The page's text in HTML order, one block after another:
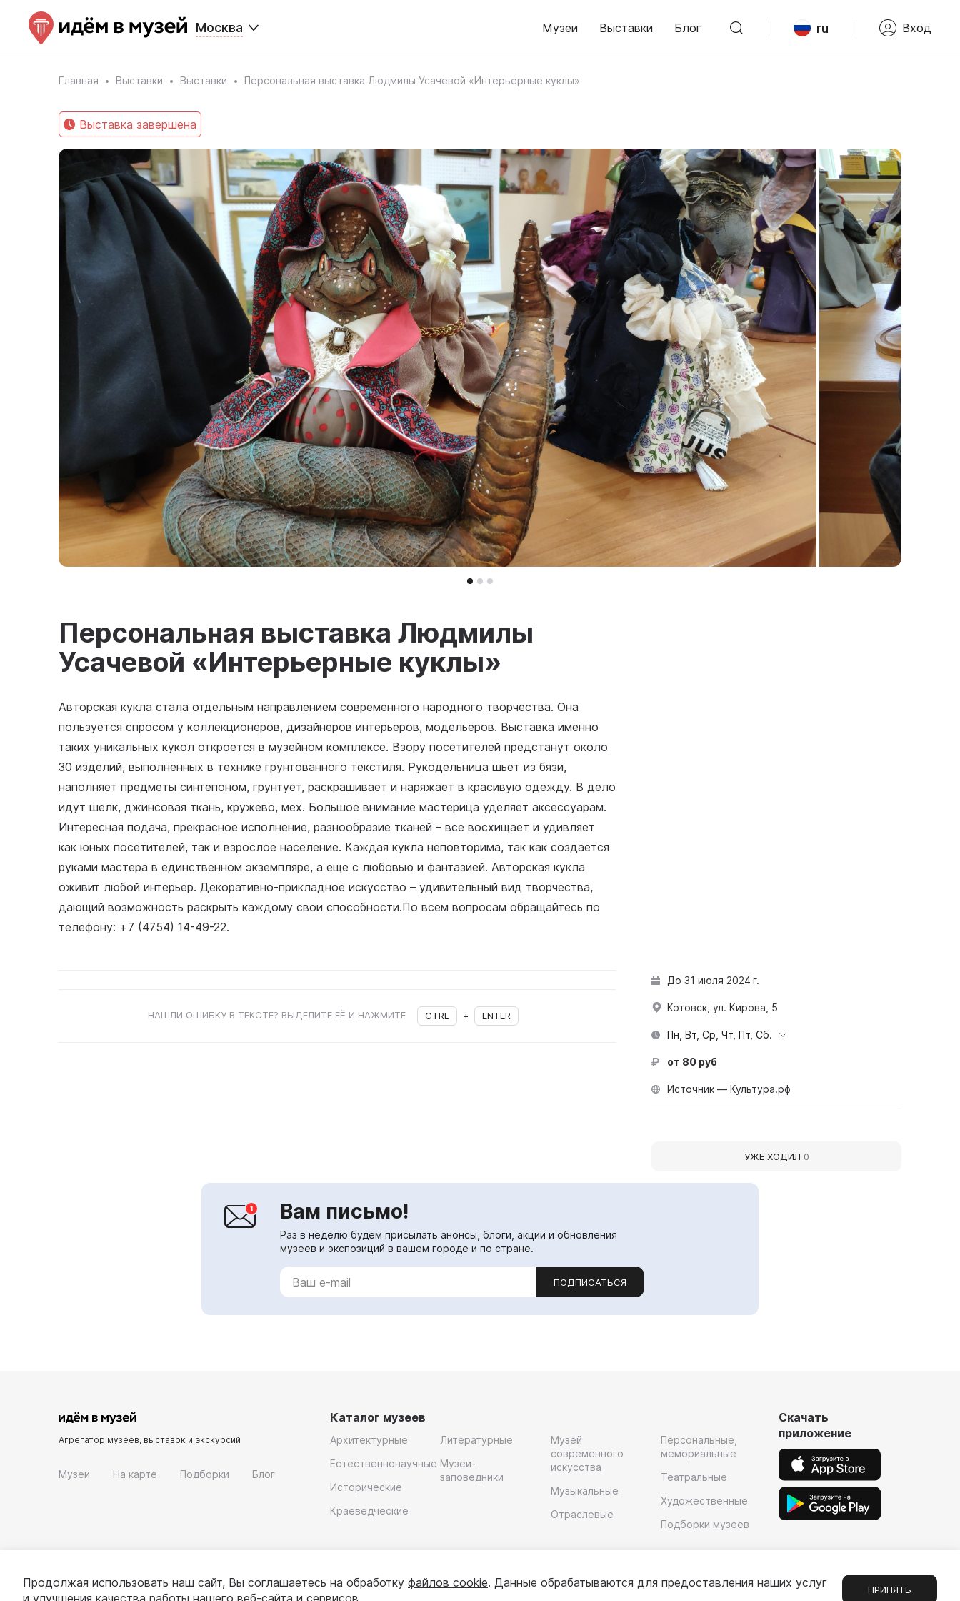
Москва Музеи Выставки Блог ru Вход
Главная Выставки Выставки Персональная выставка Людмилы Усачевой «Интерьерные куклы»
Выставка завершена
Персональная выставка Людмилы
Усачевой «Интерьерные куклы»
Авторская кукла стала отдельным направлением современного народного творчества. Она
пользуется спросом у коллекционеров, дизайнеров интерьеров, модельеров. Выставка именно
таких уникальных кукол откроется в музейном комплексе. Взору посетителей предстанут около
30 изделий, выполненных в технике грунтованного текстиля. Рукодельница шьет из бязи,
наполняет предметы синтепоном, грунтует, раскрашивает и наряжает в красивую одежду. В дело
идут шелк, джинсовая ткань, кружево, мех. Большое внимание мастерица уделяет аксессуарам.
Интересная подача, прекрасное исполнение, разнообразие тканей – все восхищает и удивляет
как юных посетителей, так и взрослое население. Каждая кукла неповторима, так как создается
руками мастера в единственном экземпляре, а еще с любовью и фантазией. Авторская кукла
оживит любой интерьер. Декоративно-прикладное искусство – удивительный вид творчества,
дающий возможность раскрыть каждому свои способности.По всем вопросам обращайтесь по
телефону: +7 (4754) 14-49-22.
НАШЛИ ОШИБКУ В ТЕКСТЕ? ВЫДЕЛИТЕ ЕЁ И НАЖМИТЕ CTRL + ENTER
До 31 июля 2024 г.
Котовск, ул. Кирова, 5
Пн, Вт, Ср, Чт, Пт, Сб.
от 80 руб
Источник — Культура.рф
УЖЕ ХОДИЛ 0
Вам письмо!
Раз в неделю будем присылать анонсы, блоги, акции и обновления
музеев и экспозиций в вашем городе и по стране.
ПОДПИСАТЬСЯ
Агрегатор музеев, выставок и экскурсий
Музеи На карте Подборки Блог
Каталог музеев
Архитектурные
Естественнонаучные
Исторические
Краеведческие
Литературные
Музеи-
заповедники
Музей
современного
искусства
Музыкальные
Отраслевые
Персональные,
мемориальные
Театральные
Художественные
Подборки музеев
Скачать
приложение
Продолжая использовать наш сайт, Вы соглашаетесь на обработку файлов cookie. Данные обрабатываются для предоставления наших услуг
и улучшения качества работы нашего веб-сайта и сервисов
ПРИНЯТЬ